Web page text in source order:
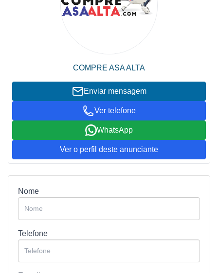
COMPRE ASA ALTA
Enviar mensagem
Ver telefone
WhatsApp
Ver o perfil deste anunciante
Nome
Telefone